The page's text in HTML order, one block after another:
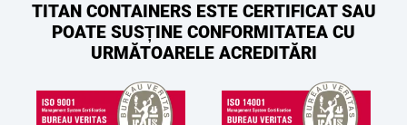
TITAN CONTAINERS ESTE CERTIFICAT SAU
POATE SUSȚINE CONFORMITATEA CU
URMĂTOARELE ACREDITĂRI